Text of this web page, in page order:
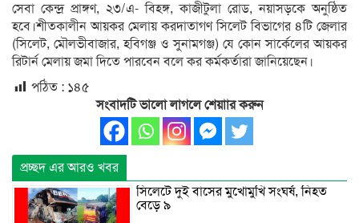
সেবা কেন্দ্র প্রাঙ্গণ, ২৩/এ- বিহঙ্গ, কাজীটুলা রোড, নয়াসড়কে অনুষ্ঠিত
হবে।শীতকালীন আয়কর মেলায় করদাতাগণ সিলেট বিভাগের ৪টি জেলার
(সিলেট, মৌলভীবাজার, হবিগঞ্জ ও সুনামগঞ্জ) যে কোন সার্কেলের আয়কর
রিটার্ন মেলায় জমা দিতে পারবেন বলে কর কর্মকর্তারা জানিয়েছেন।
পঠিত : ১৪৫
সংবাদটি ভালো লাগলে শেয়াার করুন
প্রচ্ছদ এর আরও খবর
সিলেটে দুই বাসের মুখোমুখি সংঘর্ষ, নিহত
বেড়ে ৯